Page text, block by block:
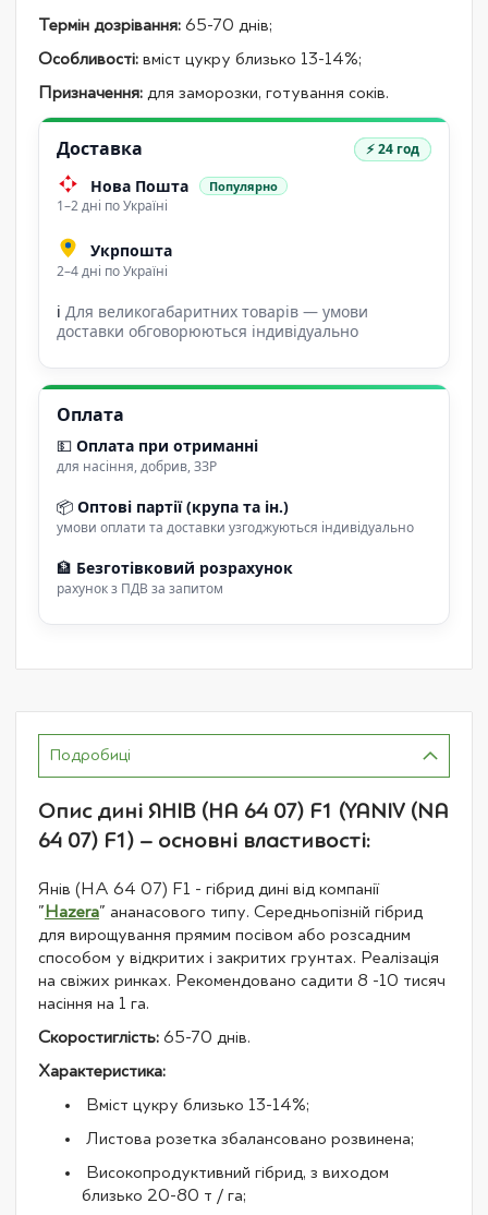
Термін дозрівання: 65-70 днів;
Особливості: вміст цукру близько 13-14%;
Призначення: для заморозки, готування соків.
Доставка ⚡ 24 год
Нова Пошта Популярно
1–2 дні по Україні
Укрпошта
2–4 дні по Україні
ℹ Для великогабаритних товарів — умови
доставки обговорюються індивідуально
Оплата
💵 Оплата при отриманні
для насіння, добрив, ЗЗР
📦 Оптові партії (крупа та ін.)
умови оплати та доставки узгоджуються індивідуально
🏦 Безготівковий розрахунок
рахунок з ПДВ за запитом
Подробиці
Опис дині ЯНІВ (НА 64 07) F1 (YANIV (NA
64 07) F1) – основні властивості:
Янів (НА 64 07) F1 - гібрид дині від компанії
" Hazera" ананасового типу. Середньопізній гібрид
для вирощування прямим посівом або розсадним
способом у відкритих і закритих грунтах. Реалізація
на свіжих ринках. Рекомендовано садити 8 -10 тисяч
насіння на 1 га.
Скоростиглість: 65-70 днів.
Характеристика:
Вміст цукру близько 13-14%;
Листова розетка збалансовано розвинена;
Високопродуктивний гібрид, з виходом
близько 20-80 т / га;